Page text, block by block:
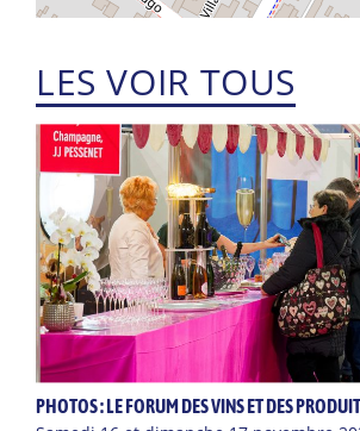
LES VOIR TOUS
PHOTOS : LE FORUM DES VINS ET DES